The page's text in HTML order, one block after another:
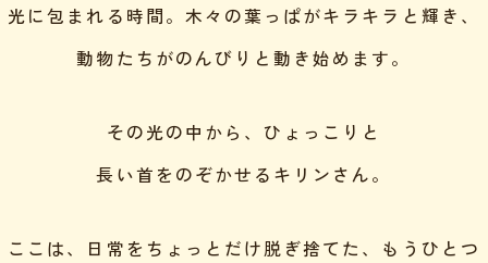
光に包まれる時間。 木々の葉っぱがキラキラと輝き、
動物たちがのんびりと動き始めます。
その光の中から、ひょっこりと
長い首をのぞかせるキリンさん。
ここは、日常をちょっとだけ脱ぎ捨てた、もうひとつ